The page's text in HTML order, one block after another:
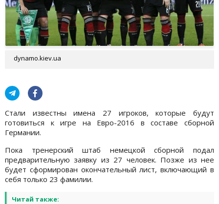
dynamo.kiev.ua
Стали известны имена 27 игроков, которые будут
готовиться к игре на Евро-2016 в составе сборной
Германии.
Пока тренерский штаб немецкой сборной подал
предварительную заявку из 27 человек. Позже из нее
будет сформирован окончательный лист, включающий в
себя только 23 фамилии.
Читай также: